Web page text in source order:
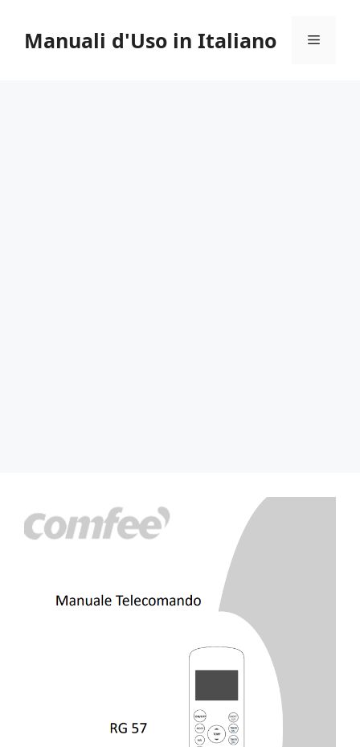
contenuto
Manuali d'Uso in Italiano Menu